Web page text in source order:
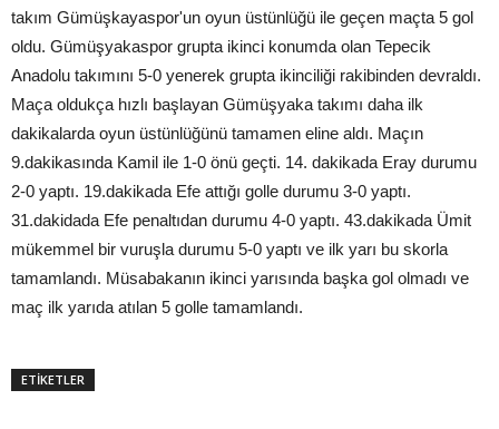
takım Gümüşkayaspor'un oyun üstünlüğü ile geçen maçta 5 gol
oldu. Gümüşyakaspor grupta ikinci konumda olan Tepecik
Anadolu takımını 5-0 yenerek grupta ikinciliği rakibinden devraldı.
Maça oldukça hızlı başlayan Gümüşyaka takımı daha ilk
dakikalarda oyun üstünlüğünü tamamen eline aldı. Maçın
9.dakikasında Kamil ile 1-0 önü geçti. 14. dakikada Eray durumu
2-0 yaptı. 19.dakikada Efe attığı golle durumu 3-0 yaptı.
31.dakidada Efe penaltıdan durumu 4-0 yaptı. 43.dakikada Ümit
mükemmel bir vuruşla durumu 5-0 yaptı ve ilk yarı bu skorla
tamamlandı. Müsabakanın ikinci yarısında başka gol olmadı ve
maç ilk yarıda atılan 5 golle tamamlandı.
ETİKETLER